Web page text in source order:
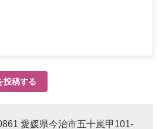
投稿する
愛媛県今治市五十嵐甲101-